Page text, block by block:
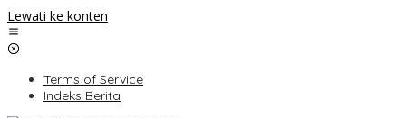
Lewati ke konten
Terms of Service
Indeks Berita